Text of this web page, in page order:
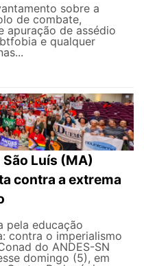
sobre a
de combate,
apuração de assédio
e qualquer
Luís (MA)
contra a extrema
pela educação
contra o imperialismo
do ANDES-SN
domingo (5), em